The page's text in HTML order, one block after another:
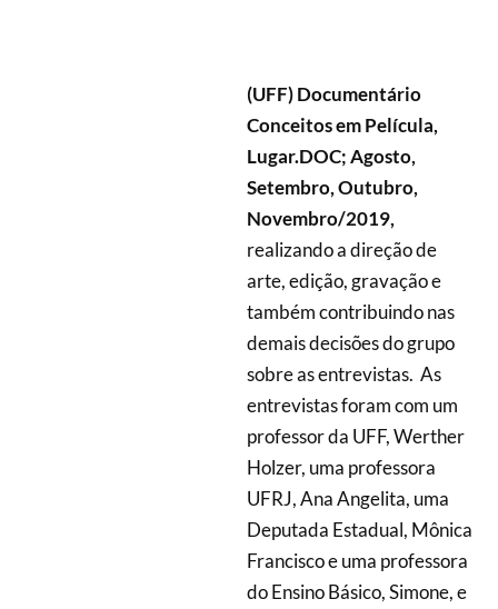
(UFF) Documentário
Conceitos em Película,
Lugar.DOC; Agosto,
Setembro,Outubro,
Novembro/2019,
realizando adireção de
arte, edição, gravação e
também contribuindo nas
demais decisões do grupo
sobre as entrevistas.As
entrevistas foram com um
professor da UFF, Werther
Holzer, uma professora
UFRJ, Ana Angelita, uma
Deputada Estadual, Mônica
Francisco e uma professora
do Ensino Básico, Simone, e